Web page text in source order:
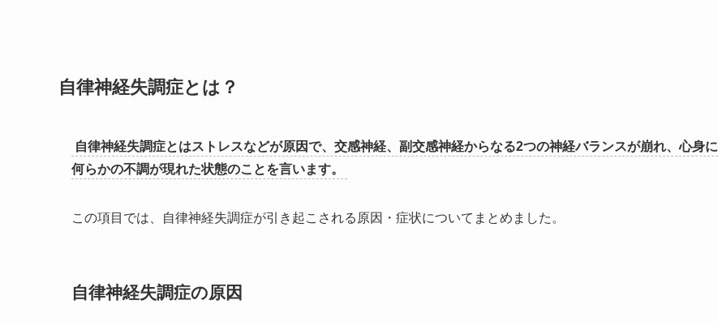
自律神経失調症とは？
自律神経失調症とはストレスなどが原因で、交感神経、副交感神経からなる2つの神経バランスが崩れ、心身に
何らかの不調が現れた状態のことを言います。
この項目では、自律神経失調症が引き起こされる原因・症状についてまとめました。
自律神経失調症の原因